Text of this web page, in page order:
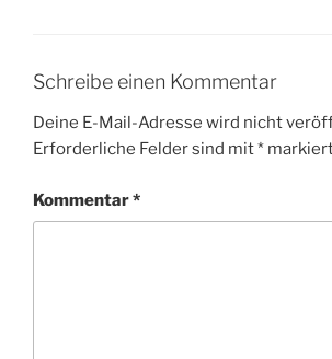
Schreibe einen Kommentar
Deine E-Mail-Adresse wird nicht
Erforderliche Felder sind mit*
Kommentar*